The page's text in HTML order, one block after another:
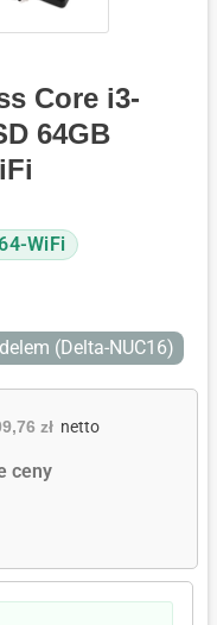
Core i3-
64GB
WiFi
(Delta-NUC16)
zł netto
ceny